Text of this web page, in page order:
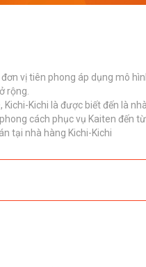
vị tiên phong áp dụng mô
rộng.
Kichi-Kichi là được biết đến là
cách phục vụ Kaiten đến
tại nhà hàng Kichi-Kichi